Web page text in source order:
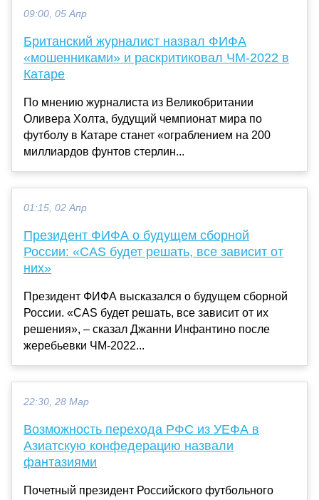
09:00, 05 Апр
Британский журналист назвал ФИФА
«мошенниками» и раскритиковал ЧМ-2022 в
Катаре
По мнению журналиста из Великобритании
Оливера Холта, будущий чемпионат мира по
футболу в Катаре станет «ограблением на 200
миллиардов фунтов стерлин...
01:15, 02 Апр
Президент ФИФА о будущем сборной
России: «CAS будет решать, все зависит от
них»
Президент ФИФА высказался о будущем сборной
России. «CAS будет решать, все зависит от их
решения», – сказал Джанни Инфантино после
жеребьевки ЧМ-2022...
22:30, 28 Мар
Возможность перехода РФС из УЕФА в
Азиатскую конфедерацию назвали
фантазиями
Почетный президент Российского футбольного